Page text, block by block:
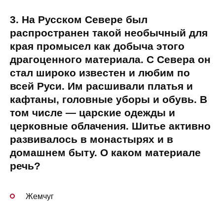
3. На Русском Севере был
распространен такой необычный для
края промысел как добыча этого
драгоценного материала. С Севера он
стал широко известен и любим по
всей Руси. Им расшивали платья и
кафтаны, головные уборы и обувь. В
том числе — царские одежды и
церковные облачения. Шитье активно
развивалось в монастырях и в
домашнем быту. О каком материале
речь?
Жемчуг